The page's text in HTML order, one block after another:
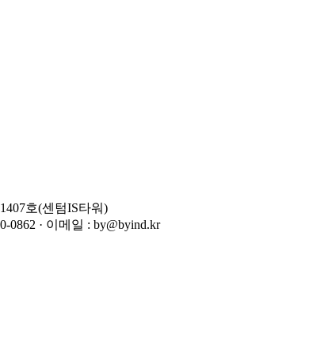
호(센텀IS타워)
0862 · 이메일 : by@byind.kr